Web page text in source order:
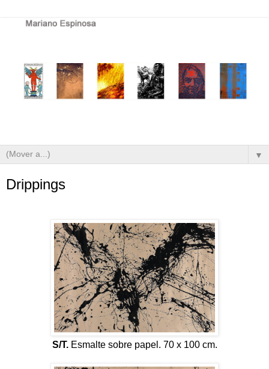
▼
Drippings
S/T.Esmalte sobre papel. 70 x 100 cm.